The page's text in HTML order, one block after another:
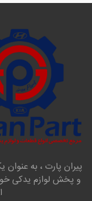
پیران پارت ، به